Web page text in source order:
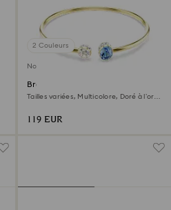
2 Couleurs
Nouveau
Bracelet-jonc Chroma
Tailles variées, Multicolore, Doré à l’or
119 EUR